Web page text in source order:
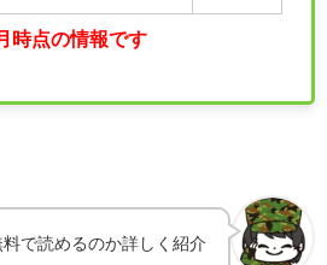
時点の情報です
で読めるのか詳しく紹介